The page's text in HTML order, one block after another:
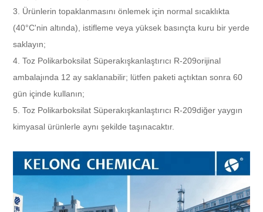
3. Ürünlerin topaklanmasını önlemek için normal sıcaklıkta
(40°C'nin altında), istifleme veya yüksek basınçta kuru bir yerde
saklayın;
4.Toz Polikarboksilat Süperakışkanlaştırıcı R-209orijinal
ambalajında ​​12 ay saklanabilir; lütfen paketi açtıktan sonra 60
gün içinde kullanın;
5.Toz Polikarboksilat Süperakışkanlaştırıcı R-209diğer yaygın
kimyasal ürünlerle aynı şekilde taşınacaktır.